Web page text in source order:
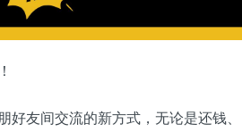
友间交流的新方式，无论是还钱、